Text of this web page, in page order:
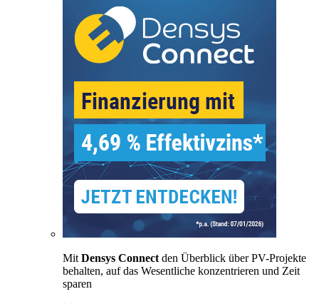
Mit Densys Connect den Überblick über PV-Projekte
behalten, auf das Wesentliche konzentrieren und Zeit
sparen